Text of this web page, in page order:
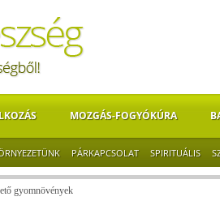
MOZGÁS-FOGYÓKÚRA
PÁRKAPCSOLAT SPIRITUÁLIS
gyomnövények